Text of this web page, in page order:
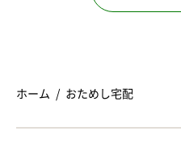
ホーム おためし宅配